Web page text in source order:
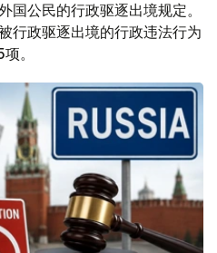
国公民的行政驱逐出境规定。
行政驱逐出境的行政违法行为
。